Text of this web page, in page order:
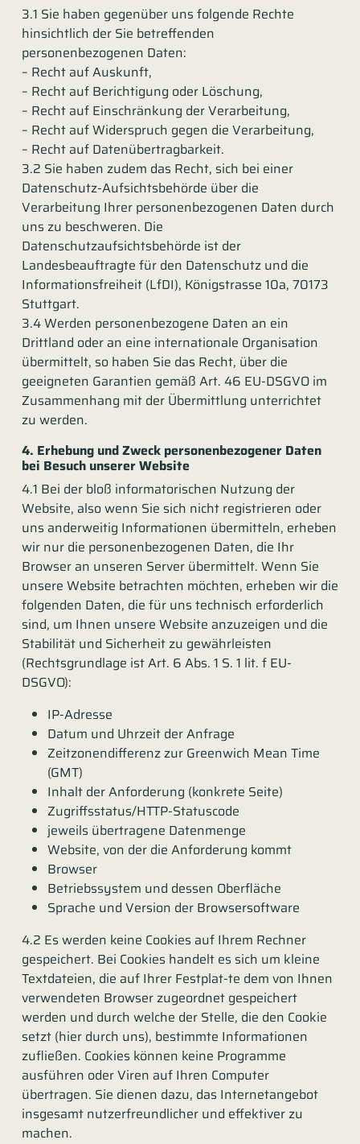
3.1 Sie haben gegenüber uns folgende Rechte
hinsichtlich der Sie betreffenden
personenbezogenen Daten:
– Recht auf Auskunft,
– Recht auf Berichtigung oder Löschung,
– Recht auf Einschränkung der Verarbeitung,
– Recht auf Widerspruch gegen die Verarbeitung,
– Recht auf Datenübertragbarkeit.
3.2 Sie haben zudem das Recht, sich bei einer
Datenschutz-Aufsichtsbehörde über die
Verarbeitung Ihrer personenbezogenen Daten durch
uns zu beschweren. Die
Datenschutzaufsichtsbehörde ist der
Landesbeauftragte für den Datenschutz und die
Informationsfreiheit (LfDI), Königstrasse 10a, 70173
Stuttgart.
3.4 Werden personenbezogene Daten an ein
Drittland oder an eine internationale Organisation
übermittelt, so haben Sie das Recht, über die
geeigneten Garantien gemäß Art. 46 EU-DSGVO im
Zusammenhang mit der Übermittlung unterrichtet
zu werden.
4. Erhebung und Zweck personenbezogener Daten
bei Besuch unserer Website
4.1 Bei der bloß informatorischen Nutzung der
Website, also wenn Sie sich nicht registrieren oder
uns anderweitig Informationen übermitteln, erheben
wir nur die personenbezogenen Daten, die Ihr
Browser an unseren Server übermittelt. Wenn Sie
unsere Website betrachten möchten, erheben wir die
folgenden Daten, die für uns technisch erforderlich
sind, um Ihnen unsere Website anzuzeigen und die
Stabilität und Sicherheit zu gewährleisten
(Rechtsgrundlage ist Art. 6 Abs. 1 S. 1 lit. f EU-
DSGVO):
IP-Adresse
Datum und Uhrzeit der Anfrage
Zeitzonendifferenz zur Greenwich Mean Time
(GMT)
Inhalt der Anforderung (konkrete Seite)
Zugriffsstatus/HTTP-Statuscode
jeweils übertragene Datenmenge
Website, von der die Anforderung kommt
Browser
Betriebssystem und dessen Oberfläche
Sprache und Version der Browsersoftware
4.2 Es werden keine Cookies auf Ihrem Rechner
gespeichert. Bei Cookies handelt es sich um kleine
Textdateien, die auf Ihrer Festplat-te dem von Ihnen
verwendeten Browser zugeordnet gespeichert
werden und durch welche der Stelle, die den Cookie
setzt (hier durch uns), bestimmte Informationen
zufließen. Cookies können keine Programme
ausführen oder Viren auf Ihren Computer
übertragen. Sie dienen dazu, das Internetangebot
insgesamt nutzerfreundlicher und effektiver zu
machen.